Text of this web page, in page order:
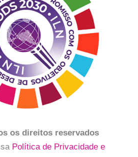
os direitos reservados
Política de Privacidade e